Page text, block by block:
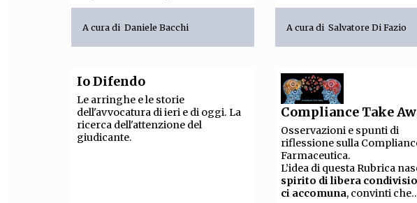
A cura di Daniele Bacchi A cura diSalvatore Di Fazio
Io Difendo
Le arringhe e le storie
dell'avvocatura di ieri e di oggi. La
ricerca dell'attenzione del
giudicante.
Compliance Take
Osservazioni e spunti di
riflessione sulla
Farmaceutica.
L’idea di questa Rubrica
spirito di libera
ci accomuna, convinti